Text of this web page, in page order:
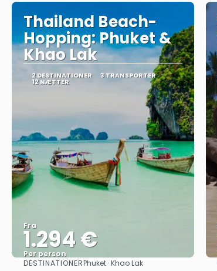
Thailand Beach-
Hopping: Phuket &
Khao Lak
2 DESTINATIONER 3 TRANSPORTER
12 NÆTTER
Fra
1.294 €
Per person
DESTINATIONERPhuket · Khao Lak